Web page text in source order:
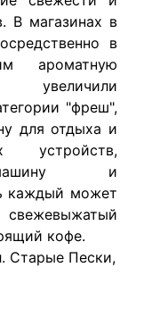
В магазинах в
в
ароматную
увеличили
"фреш",
для отдыха и
устройств,
машину и
каждый может
кофе.
Старые Пески,